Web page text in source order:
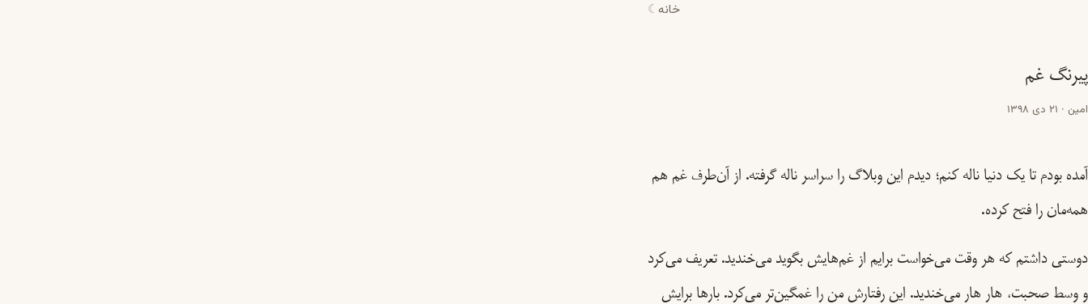
خانه ☾
پیرنگ غم
امین · 21 دی 1398
آمده بودم تا یک دنیا ناله کنم؛ دیدم این وبلاگ را سراسر ناله گرفته. از آن‌طرف غم هم
همه‌مان را فتح کرده.
دوستی داشتم که هر وقت می‌خواست برایم از غم‌هایش بگوید می‌خندید. تعریف می‌کرد
و وسط صحبت، هار هار می‌خندید. این رفتارش من را غمگین‌تر می‌کرد. بارها برایش